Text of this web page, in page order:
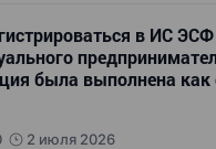
в ИС ЭСФ
была выполнена как
2 июля 2026